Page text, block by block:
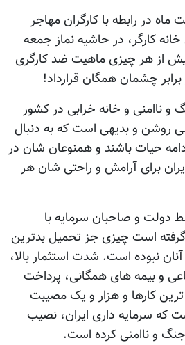
۱۱ اردیبهشت ماه در رابطه با کارگران مهاجر
کارگر، در حاشیه نماز جمعه
از هر چیزی ماهیت ضد کارگری
چشمان همگان قرارداد!
و ناامنی و خانه خرابی در کشور
روشن و بدیهی است که به دنبال
حیات باشند و همنوعان شان در
برای آرامش و راحتی شان هر
دولت و صاحبان سرمایه با
است چیزی جز تحمیل بدترین
نبوده است. شدت استثمار بالا،
و بیمه های همگانی، پرداخت
کارها و هزار و یک مصیبت
که سرمایه داری ایران، نصیب
جنگ و ناامنی کرده است.